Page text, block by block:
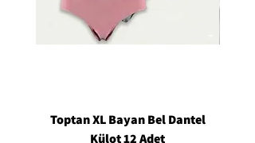
Toptan XL Bayan Bel Dantel
Külot 12 Adet